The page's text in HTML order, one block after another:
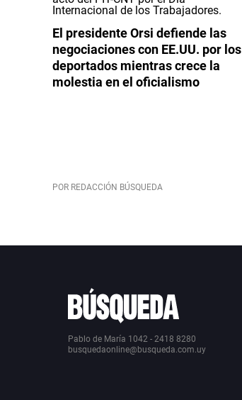
El presidente Orsi defiende las
negociaciones con EE.UU. por los
deportados mientras crece la
molestia en el oficialismo
POR REDACCIÓN BÚSQUEDA
Pablo de María 1042 - 2418 8280
busquedaonline@busqueda.com.uy